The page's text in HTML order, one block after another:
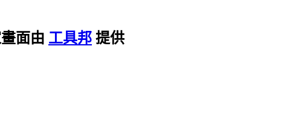
面由 工具邦 提供